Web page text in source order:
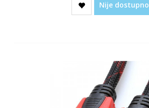
Nije dostupno